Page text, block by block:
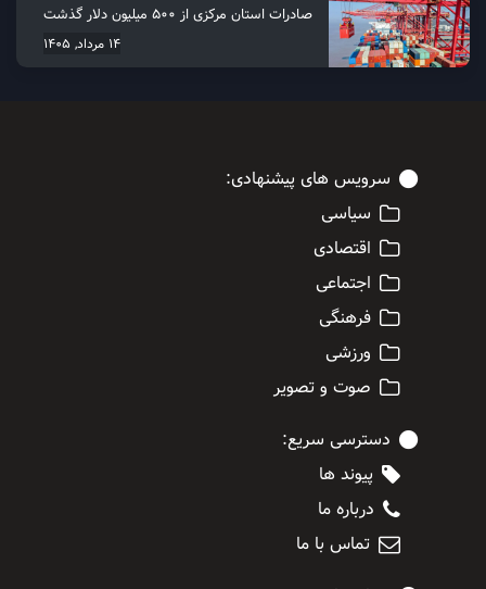
صادرات استان مرکزی از 500 میلیون دلار گذشت
14 مرداد, 1405
سرویس های پیشنهادی:
سیاسی
اقتصادی
اجتماعی
فرهنگی
ورزشی
صوت و تصویر
دسترسی سریع:
پیوند ها
درباره ما
تماس با ما